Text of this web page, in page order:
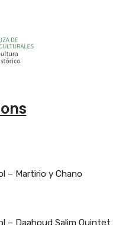
– Martirio y Chano